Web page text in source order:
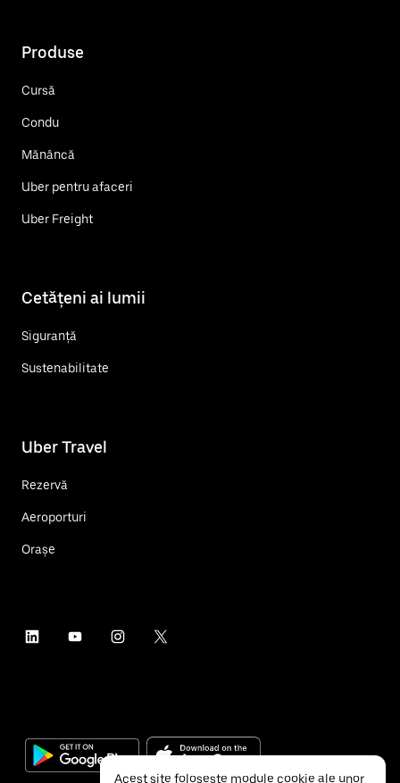
Produse
Cursă
Condu
Mănâncă
Uber pentru afaceri
Uber Freight
Cetățeni ai lumii
Siguranță
Sustenabilitate
Uber Travel
Rezervă
Aeroporturi
Orașe
Acest site folosește module cookie ale unor